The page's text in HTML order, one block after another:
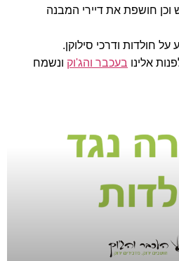
וכן חושפת את דיירי המבנה
חולדות ודרכי סילוקן.
אלינו בעכבר והג'וק ונשמח